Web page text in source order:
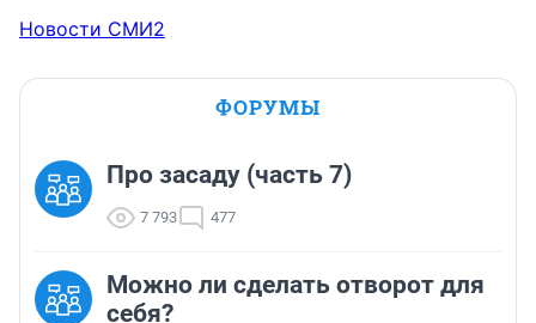
Новости СМИ2
ФОРУМЫ
Про засаду (часть 7)
7 793 477
Можно ли сделать отворот для
себя?